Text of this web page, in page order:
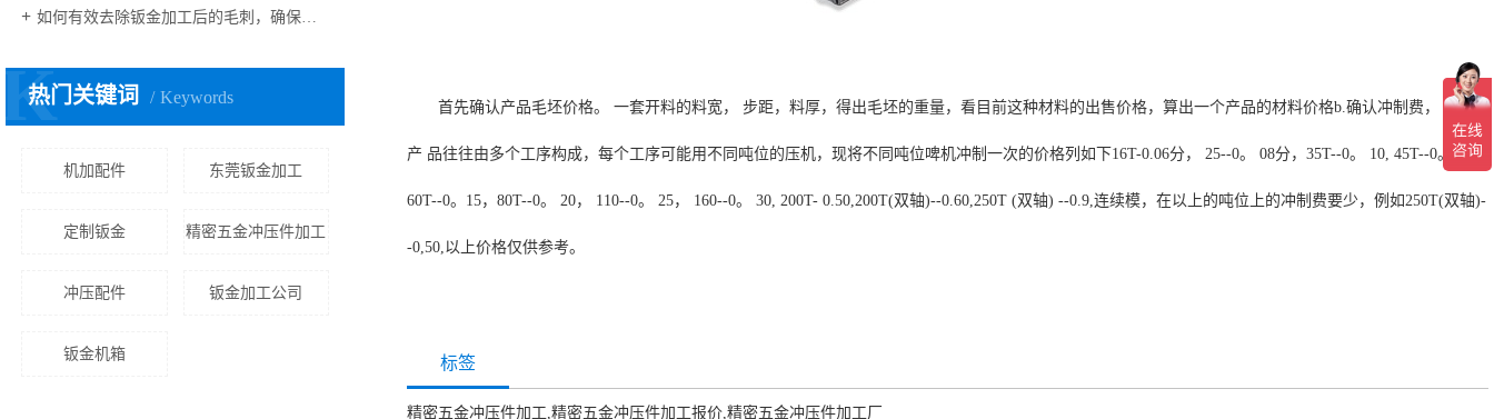
如何有效去除钣金加工后的毛刺，确保边缘光滑且安全？
热门关键词 Keywords
K
机加配件 东莞钣金加工
定制钣金 精密五金冲压件加工
冲压配件 钣金加工公司
钣金机箱
首先确认产品毛坯价格。 一套开料的料宽， 步距，料厚，得出毛坯的重量，看目前这种材料的出售价格，算出一个产品的材料价格b.确认冲制费， 一个
产 品往往由多个工序构成，每个工序可能用不同吨位的压机，现将不同吨位啤机冲制一次的价格列如下16T-0.06分， 25--0。 08分，35T--0。 10, 45T--0。12，
60T--0。15，80T--0。 20， 110--0。 25， 160--0。 30, 200T- 0.50,200T(双轴)--0.60,250T (双轴) --0.9,连续模，在以上的吨位上的冲制费要少，例如250T(双轴)-
-0,50,以上价格仅供参考。
标签
精密五金冲压件加工,精密五金冲压件加工报价,精密五金冲压件加工厂